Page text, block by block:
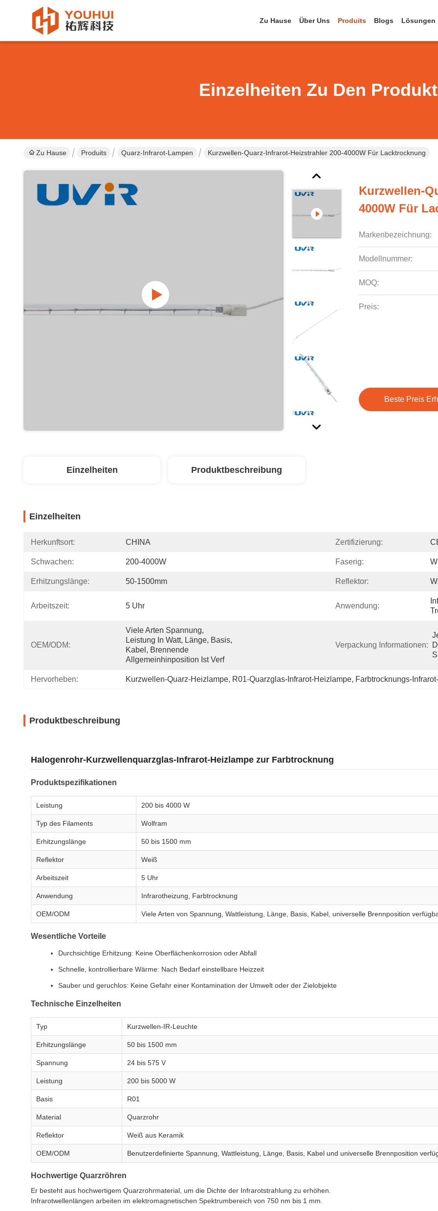
Zu Hause Über Uns Produits Blogs Lösungen
Einzelheiten Zu Den
Zu Hause Produits Quarz-Infrarot-Lampen Kurzwellen-Quarz-Infrarot-Heizstrahler 200-4000W Für Lacktrocknung
Kurzwellen-
4000W Für
Markenbezeichnung:
Modellnummer:
MOQ:
Preis:
Beste Preis
Einzelheiten Produktbeschreibung
Einzelheiten
Herkunftsort: CHINA Zertifizierung:
Schwachen: 200-4000W Faserig:
Erhitzungslänge: 50-1500mm Reflektor:
Arbeitszeit: 5 Uhr Anwendung:
OEM/ODM:
Viele Arten Spannung,
Leistung In Watt, Länge, Basis,
Kabel, Brennende
Allgemeinhinposition Ist Verf
Verpackung Informationen:
Hervorheben: Kurzwellen-Quarz-Heizlampe, R01-Quarzglas-Infrarot-Heizlampe, Farbtrocknungs-
Produktbeschreibung
Halogenrohr-Kurzwellenquarzglas-Infrarot-Heizlampe zur Farbtrocknung
Produktspezifikationen
Leistung 200 bis 4000 W
Typ des Filaments Wolfram
Erhitzungslänge 50 bis 1500 mm
Reflektor Weiß
Arbeitszeit 5 Uhr
Anwendung Infrarotheizung, Farbtrocknung
OEM/ODM Viele Arten von Spannung, Wattleistung, Länge, Basis, Kabel, universelle Brennposition
Wesentliche Vorteile
Durchsichtige Erhitzung: Keine Oberflächenkorrosion oder Abfall
Schnelle, kontrollierbare Wärme: Nach Bedarf einstellbare Heizzeit
Sauber und geruchlos: Keine Gefahr einer Kontamination der Umwelt oder der Zielobjekte
Technische Einzelheiten
Typ Kurzwellen-IR-Leuchte
Erhitzungslänge 50 bis 1500 mm
Spannung 24 bis 575 V
Leistung 200 bis 5000 W
Basis R01
Material Quarzrohr
Reflektor Weiß aus Keramik
OEM/ODM Benutzerdefinierte Spannung, Wattleistung, Länge, Basis, Kabel und universelle Brennposition
Hochwertige Quarzröhren
Er besteht aus hochwertigem Quarzrohrmaterial, um die Dichte der Infrarotstrahlung zu erhöhen.
Infrarotwellenlängen arbeiten im elektromagnetischen Spektrumbereich von 750 nm bis 1 mm.